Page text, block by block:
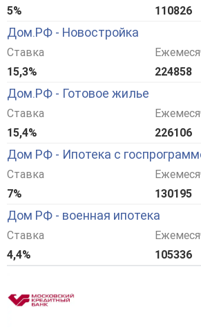
5%
110826
Дом.РФ - Новостройка
Ставка
15,3%
224858
Дом.РФ - Готовое жилье
Ставка
15,4%
226106
Дом РФ - Ипотека с
Ставка
7%
130195
Дом РФ - военная ипотека
Ставка
4,4%
105336